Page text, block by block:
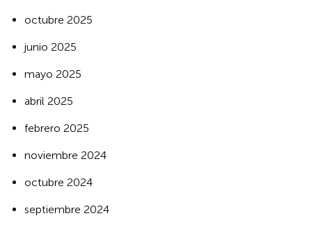
octubre 2025
junio 2025
mayo 2025
abril 2025
febrero 2025
noviembre 2024
octubre 2024
septiembre 2024